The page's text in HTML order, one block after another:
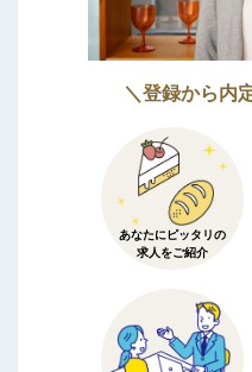
＼登録から内
あなたにピッタリの
求人をご紹介